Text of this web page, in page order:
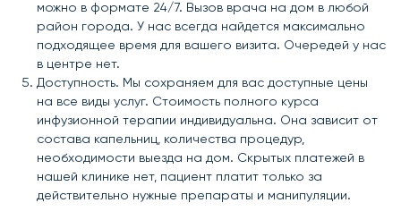
можно в формате 24/7. Вызов врача на дом в любой
район города. У нас всегда найдется максимально
подходящее время для вашего визита. Очередей у нас
в центре нет.
Доступность. Мы сохраняем для вас доступные цены
на все виды услуг. Стоимость полного курса
инфузионной терапии индивидуальна. Она зависит от
состава капельниц, количества процедур,
необходимости выезда на дом. Скрытых платежей в
нашей клинике нет, пациент платит только за
действительно нужные препараты и манипуляции.